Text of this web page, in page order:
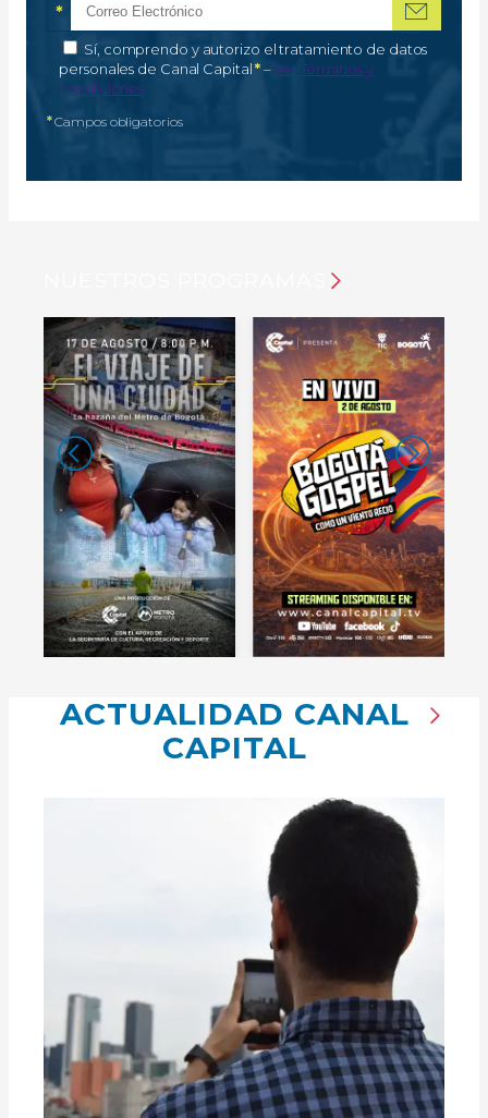
Correo electrónico
*Campo obligatorio
Autorización de tratamiento de datos personales
Sí, comprendo y autorizo el tratamiento de datos
personales de Canal Capital*–Campo obligatorio
Ver Términos y
condiciones
*Campos obligatorios
ACTUALIDAD CANAL
CAPITAL